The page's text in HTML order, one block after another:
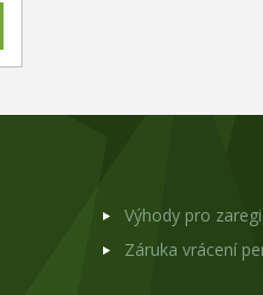
Výhody pro
Záruka vrácení